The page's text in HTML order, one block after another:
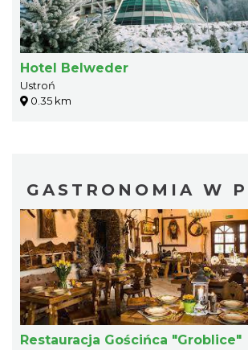
Hotel Belweder
Ustroń
0.35 km
GASTRONOMIA W
Restauracja Gościńca "Groblice"